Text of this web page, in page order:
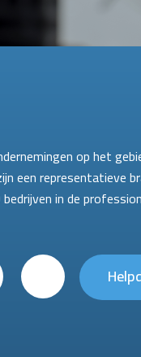
op het
een representatieve
in de